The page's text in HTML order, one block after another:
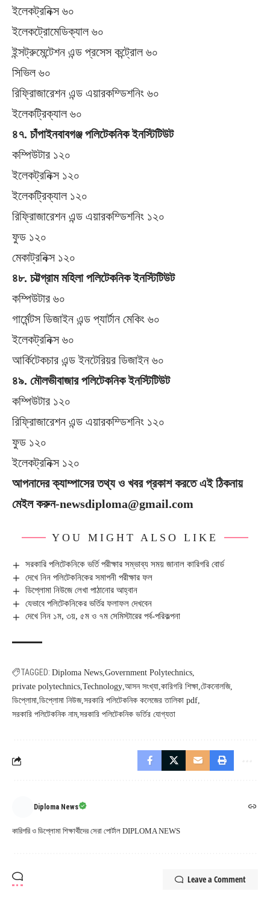
ইলেকট্রনিক্স ৬০
ইলেকট্রোমেডিক্যাল ৬০
ইন্সট্রুমেন্টেশন এন্ড প্রসেস কন্ট্রোল ৬০
সিভিল ৬০
রিফ্রিাজারেশন এন্ড এয়ারকম্ডিশনিং ৬০
ইলেকট্রিক্যাল ৬০
৪৭. চাঁপাইনবাবগঞ্জ পলিটেকনিক ইনস্টিটিউট
কম্পিউটার ১২০
ইলেকট্রনিক্স ১২০
ইলেকট্রিক্যাল ১২০
রিফ্রিাজারেশন এন্ড এয়ারকম্ডিশনিং ১২০
ফুড ১২০
মেকাট্রনিক্স ১২০
৪৮. চট্টগ্রাম মহিলা পলিটেকনিক ইনস্টিটিউট
কম্পিউটার ৬০
গার্মেন্টস ডিজাইন এন্ড প্যার্টান মেকিং ৬০
ইলেকট্রনিক্স ৬০
আর্কিটেকচার এন্ড ইনটেরিয়র ডিজাইন ৬০
৪৯. মৌলভীবাজার পলিটেকনিক ইনস্টিটিউট
কম্পিউটার ১২০
রিফ্রিাজারেশন এন্ড এয়ারকম্ডিশনিং ১২০
ফুড ১২০
ইলেকট্রনিক্স ১২০
আপনাদের ক্যাম্পাসের তথ্য ও খবর প্রকাশ করতে এই ঠিকনায়
মেইল করুন-newsdiploma@gmail.com
YOU MIGHT ALSO LIKE
সরকারি পলিটেকনিকে ভর্তি পরীক্ষার সম্ভাব্য সময় জানাল কারিগরি বোর্ড
দেখে নিন পলিটেকনিকের সমাপনী পরীক্ষার ফল
ডিপ্লোমা নিউজে লেখা পাঠানোর আহ্বান
যেভাবে পলিটেকনিকের ভর্তির ফলাফল দেখবেন
দেখে নিন ১ম, ৩য়, ৫ম ও ৭ম সেমিস্টারের পর্ব-পরিকল্পনা
TAGGED: Diploma News Government Polytechnics
private polytechnics Technology আসন সংখ্যা কারিগরি শিক্ষা টেকনোলজি
ডিপ্লোমা ডিপ্লোমা নিউজ সরকারি পলিটেকনিক কলেজের তালিকা pdf
সরকারি পলিটেকনিক নাম সরকারি পলিটেকনিক ভর্তির যোগ্যতা
Diploma News
কারিগরি ও ডিপ্লোমা শিক্ষার্থীদের সেরা পোর্টাল DIPLOMA NEWS
Leave a Comment